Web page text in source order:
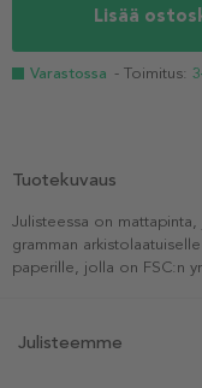
Lisää
Varastossa - Toimitus:
Tuotekuvaus
Julisteessa on
gramman
paperille, jolla on FSC:n
Julisteemme